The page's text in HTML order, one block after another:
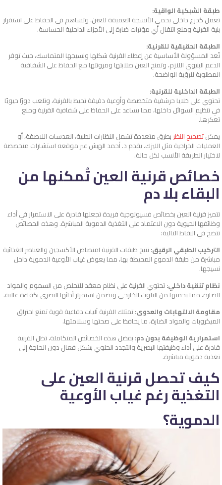
طبقة الشبكية الواقية:
تعمل كدرع داخلي يحمي الأنسجة العميقة للعين، وتساهم في الحفاظ على استقرار
بنية القرنية ومنع انتقال أي مؤثرات ضارة إلى الأجزاء الداخلية الحساسة.
الطبقة الحقيقية للقرنية:
تُعد المسؤولة الأساسية عن إعطاء القرنية شكلها ونسيجها المتماسك، حيث توفر
الدعم البنيوي اللازم، وتمنح العين صلابتها ومرونتها مع الحفاظ على الشفافية
المطلوبة للرؤية الواضحة.
الطبقة الداخلية للقرنية:
تحتوي على خلايا حرشفية متخصصة وأوعية دقيقة تحيط بالقرنية، وتلعب دورًا حيويًا
في تنظيم السوائل داخلها، مما يساعد على الحفاظ على شفافية القرنية ومنع
تعكرها.
يمكنتصحيح النظر بطرق متعددة تشمل النظارات الطبية، العدسات اللاصقة، أو
العمليات الجراحية مثل الليزك. يقدم د. أحمد الهبش عبر موقعه استشارات متخصصة
لاختيار الطريقة الأنسب لكل حالة.
خصائص قرنية العين تُمكنها من
البقاء بلا دم
تتميز قرنية العين بخصائص فسيولوجية فريدة تجعلها قادرة على الاستمرار في أداء
وظائفها الحيوية دون الاعتماد على التغذية الدموية المباشرة. وهذه الخصائص
تتضح في النقاط التالية:
التركيب الطبقي الرقيق:تتيح طبقات القرنية امتصاص الأكسجين والعناصر الغذائية
مباشرة من طبقة الدموع المحيطة بها، مما يعوض غياب الأوعية الدموية داخل
نسيجها.
نظام تنقية داخلي:تحتوي القرنية على نظام معقد للتخلص من السموم والمواد
الضارة، مما يحميها من التلوث الخارجي ويضمن استمرار أدائها البصري بكفاءة عالية.
مقاومة الالتهابات والعدوى:تمتلك القرنية آليات دفاعية قوية تمنع اختراق
الميكروبات والمواد الضارة، ما يحافظ على صحتها وسلامتها.
استمرارية الوظيفة بدون دم: بفضل هذه الخصائص المتكاملة، تظل القرنية
قادرة على أداء وظيفتها البصرية والتجدد الخلوي بشكل فعال دون الحاجة إلى
تغذية دموية مباشرة.
كيف تحصل قرنية العين على
التغذية رغم غياب الأوعية
الدموية؟